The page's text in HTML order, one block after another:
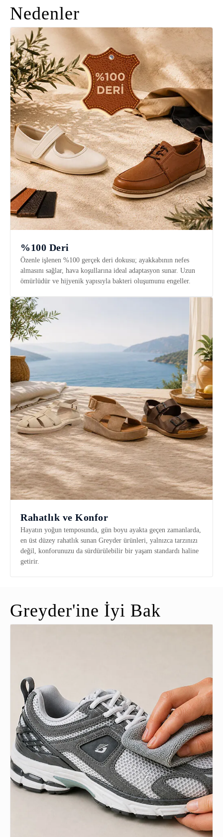
Nedenler
%100 Deri
Özenle işlenen %100 gerçek deri dokusu; ayakkabının nefes
almasını sağlar, hava koşullarına ideal adaptasyon sunar. Uzun
ömürlüdür ve hijyenik yapısıyla bakteri oluşumunu engeller.
Rahatlık ve Konfor
Hayatın yoğun temposunda, gün boyu ayakta geçen zamanlarda,
en üst düzey rahatlık sunan Greyder ürünleri, yalnızca tarzınızı
değil, konforunuzu da sürdürülebilir bir yaşam standardı haline
getirir.
Greyder'ine İyi Bak